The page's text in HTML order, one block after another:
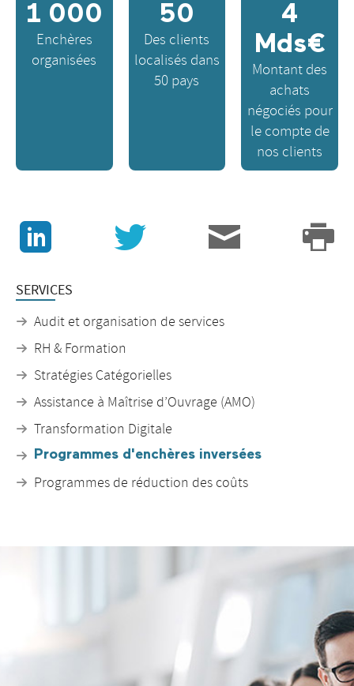
1 000
Enchères
organisées
50
Des clients
localisés dans
50 pays
4
Mds€
Montant des
achats
négociés pour
le compte de
nos clients
J v 3 p
SERVICES
Audit et organisation de services
RH & Formation
Stratégies Catégorielles
Assistance à Maîtrise d’Ouvrage (AMO)
Transformation Digitale
Programmes d'enchères inversées
Programmes de réduction des coûts